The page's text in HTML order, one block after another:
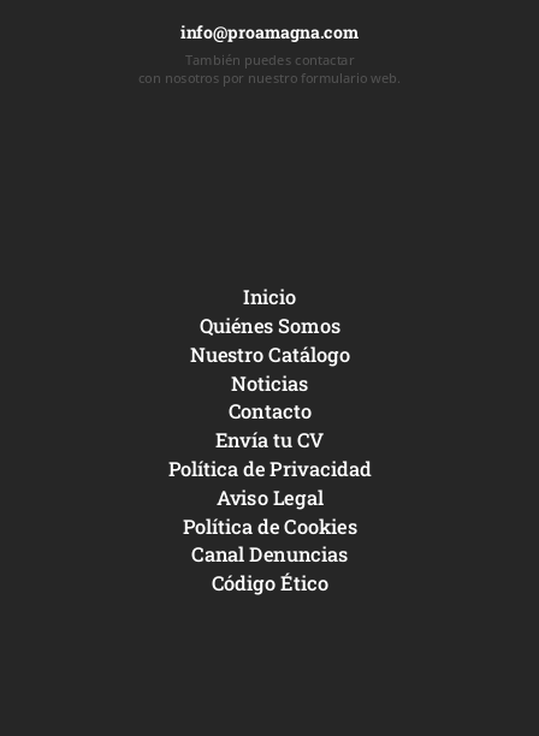
info@proamagna.com
También puedes contactar
con nosotros por nuestro formulario web.
Inicio
Quiénes Somos
Nuestro Catálogo
Noticias
Contacto
Envía tu CV
Política de Privacidad
Aviso Legal
Política de Cookies
Canal Denuncias
Código Ético